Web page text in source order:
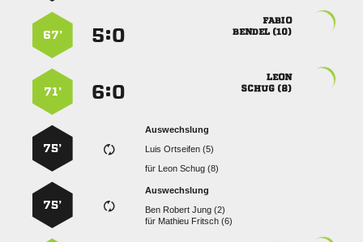

 
:
67’

 
:
71’
Auswechslung
  
für   
75’
Auswechslung
   
für   
75’